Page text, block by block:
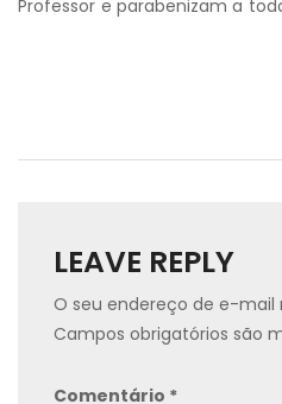
Professor e parabenizam a
LEAVE REPLY
O seu endereço de e-mail
Campos obrigatórios são
Comentário *